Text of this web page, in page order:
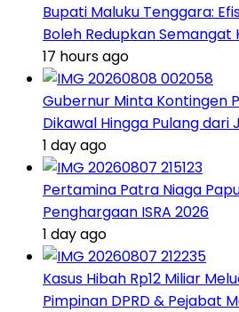
Bupati Maluku Tenggara:
Boleh Redupkan
17 hours ago
Gubernur Minta Kontingen
Dikawal Hingga Pulang dari
1 day ago
Pertamina Patra Niaga
Penghargaan ISRA 2026
1 day ago
Kasus Hibah Rp12 Miliar
Pimpinan DPRD & Pejabat